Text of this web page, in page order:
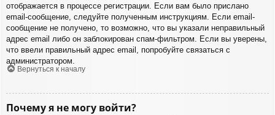
отображается в процессе регистрации. Если вам было прислано
email-сообщение, следуйте полученным инструкциям. Если email-
сообщение не получено, то возможно, что вы указали неправильный
адрес email либо он заблокирован спам-фильтром. Если вы уверены,
что ввели правильный адрес email, попробуйте связаться с
администратором.
Вернуться к началу
Почему я не могу войти?